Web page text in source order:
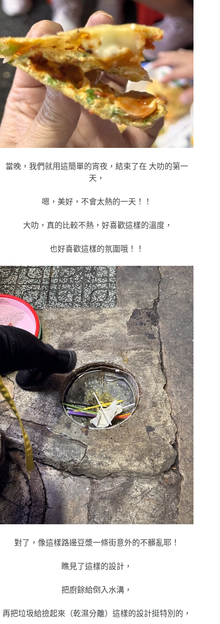
當晚，我們就用這簡單的宵夜，結束了在 大叻的第一
天，
嗯，美好，不會太熱的一天！！
大叻，真的比較不熱，好喜歡這樣的溫度，
也好喜歡這樣的氛圍哦！！
對了，像這樣路邊豆漿一條街意外的不髒亂耶！
瞧見了這樣的設計，
把廚餘給倒入水溝，
再把垃圾給撿起來（乾濕分離）這樣的設計挺特別的，